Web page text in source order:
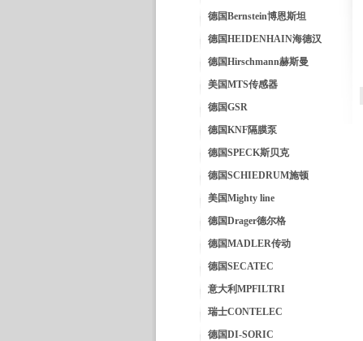
德国Bernstein博恩斯坦
德国HEIDENHAIN海德汉
德国Hirschmann赫斯曼
美国MTS传感器
德国GSR
德国KNF隔膜泵
德国SPECK斯贝克
德国SCHIEDRUM施顿
美国Mighty line
德国Drager德尔格
德国MADLER传动
德国SECATEC
意大利MPFILTRI
瑞士CONTELEC
德国DI-SORIC